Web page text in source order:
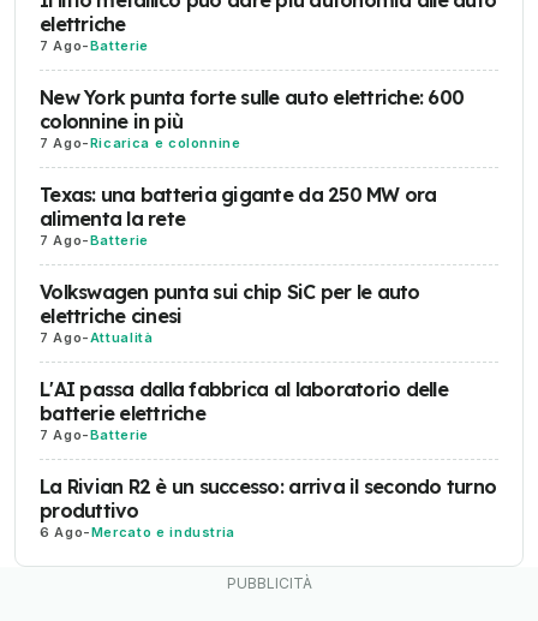
elettriche
7 Ago-Batterie
New York punta forte sulle auto elettriche: 600
colonnine in più
7 Ago-Ricarica e colonnine
Texas: una batteria gigante da 250 MW ora
alimenta la rete
7 Ago-Batterie
Volkswagen punta sui chip SiC per le auto
elettriche cinesi
7 Ago-Attualità
L'AI passa dalla fabbrica al laboratorio delle
batterie elettriche
7 Ago-Batterie
La Rivian R2 è un successo: arriva il secondo turno
produttivo
6 Ago-Mercato e industria